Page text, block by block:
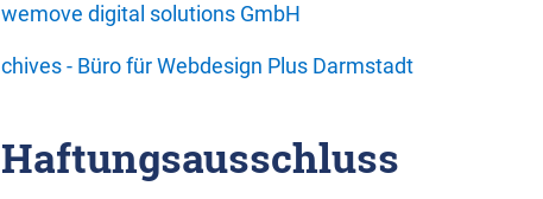
wemove digital solutions GmbH
chives - Büro für Webdesign Plus Darmstadt
Haftungsausschluss